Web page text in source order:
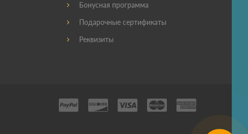
Бонусная программа
Подарочные сертификаты
Реквизиты